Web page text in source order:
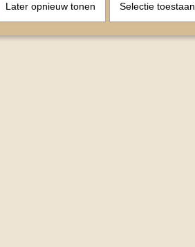
Later opnieuw tonen Selectie toestaan